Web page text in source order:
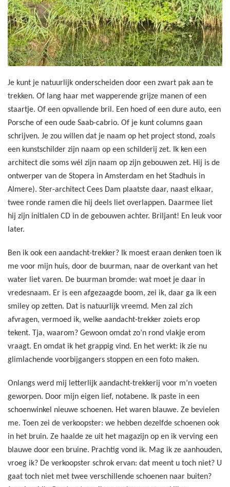
Je kunt je natuurlijk onderscheiden door een zwart pak aan te
trekken. Of lang haar met wapperende grijze manen of een
staartje. Of een opvallende bril. Een hoed of een dure auto, een
Porsche of een oude Saab-cabrio. Of je kunt columns gaan
schrijven. Je zou willen dat je naam op het project stond, zoals
een kunstschilder zijn naam op een schilderij zet. Ik ken een
architect die soms wél zijn naam op zijn gebouwen zet. Hij is de
ontwerper van de Stopera in Amsterdam en het Stadhuis in
Almere). Ster-architect Cees Dam plaatste daar, naast elkaar,
twee ronde ramen die hij deels liet overlappen. Daarmee liet
hij zijn initialen CD in de gebouwen achter. Briljant! En leuk voor
later.
Ben ik ook een aandacht-trekker? Ik moest eraan denken toen ik
me voor mijn huis, door de buurman, naar de overkant van het
water liet varen. De buurman bromde: wat moet je daar in
vredesnaam. Er is een afgezaagde boom, zei ik, daar ga ik een
smiley op zetten. Dat is natuurlijk vreemd. Men zal zich
afvragen, vermoed ik, welke aandacht-trekker zoiets erop
tekent. Tja, waarom? Gewoon omdat zo’n rond vlakje erom
vraagt. En omdat ik het grappig vind. En het werkt: ik zie nu
glimlachende voorbijgangers stoppen en een foto maken.
Onlangs werd mij letterlijk aandacht-trekkerij voor m’n voeten
geworpen. Door mijn eigen lief, notabene. Ik paste in een
schoenwinkel nieuwe schoenen. Het waren blauwe. Ze bevielen
me. Toen zei de verkoopster: we hebben dezelfde schoenen ook
in het bruin. Ze haalde ze uit het magazijn op en ik verving een
blauwe door een bruine. Prachtig vond ik. Mag ik ze aanhouden,
vroeg ik? De verkoopster schrok ervan: dat meent u toch niet? U
gaat toch niet met twee verschillende schoenen naar buiten?